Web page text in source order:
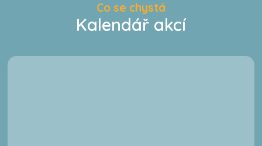
Co se chystá
Kalendář akcí